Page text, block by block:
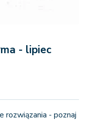
- lipiec
rozwiązania - poznaj